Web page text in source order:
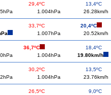
29,4ºC
13,4ºC
1.004hPa 26.28km/h
33,7ºC
20,4ºC
1.007hPa 20.52km/h
36,7ºC
18,4ºC
1.004hPa 19.80km/h
30,2ºC
13,5ºC
1.004hPa 23.76km/h
26,5ºC
9,0ºC